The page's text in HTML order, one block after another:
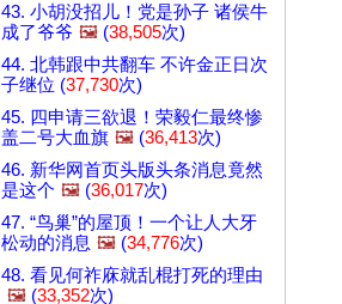
43. 小胡没招儿！党是孙子 诸侯牛
成了爷爷 🖼️ (38,505次)
44. 北韩跟中共翻车 不许金正日次
子继位 (37,730次)
45. 四申请三欲退！荣毅仁最终惨
盖二号大血旗 🖼️ (36,413次)
46. 新华网首页头版头条消息竟然
是这个 🖼️ (36,017次)
47. “鸟巢”的屋顶！一个让人大牙
松动的消息 🖼️ (34,776次)
48. 看见何祚庥就乱棍打死的理由
🖼️ (33,352次)